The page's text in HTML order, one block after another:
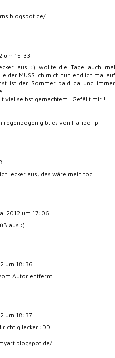
um 15:33
aus :) wollte die Tage auch mal
MUSS ich mich nun endlich mal auf
ist der Sommer bald da und immer
viel selbst gemachtem . Gefällt mir !
gibt es von Haribo :p
lecker aus, das wäre mein tod!
2012 um 17:06
aus :)
um 18:36
Autor entfernt.
um 18:37
richtig lecker :DD